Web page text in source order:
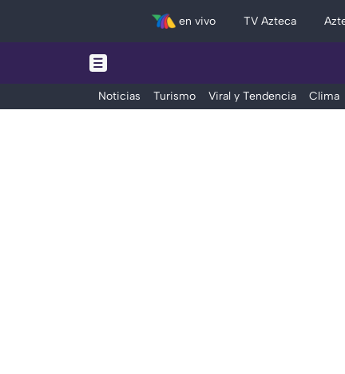
en vivo TV Azteca
Noticias Turismo Viral y Tendencia Clima